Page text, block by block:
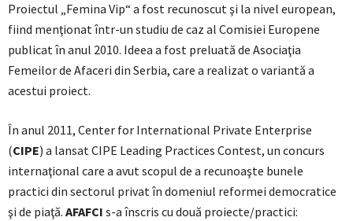
Proiectul „Femina Vip“ a fost recunoscut şi la nivel european,
fiind menţionat într-un studiu de caz al Comisiei Europene
publicat în anul 2010. Ideea a fost preluată de Asociaţia
Femeilor de Afaceri din Serbia, care a realizat o variantă a
acestui proiect.
În anul 2011, Center for International Private Enterprise
(CIPE) a lansat CIPE Leading Practices Contest, un concurs
internaţional care a avut scopul de a recunoaşte bunele
practici din sectorul privat în domeniul reformei democratice
şi de piaţă. AFAFCI s-a înscris cu două proiecte/practici: